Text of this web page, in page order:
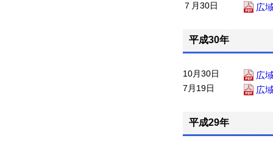
７月30日 広
平成30年
10月30日 広
7月19日 広
平成29年